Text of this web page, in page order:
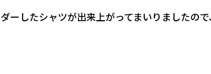
ーしたシャツが出来上がってまいりましたの